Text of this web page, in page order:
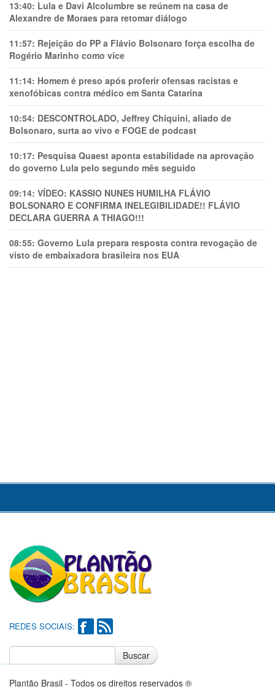
13:40: Lula e Davi Alcolumbre se reúnem na casa de
Alexandre de Moraes para retomar diálogo
11:57: Rejeição do PP a Flávio Bolsonaro força escolha de
Rogério Marinho como vice
11:14: Homem é preso após proferir ofensas racistas e
xenofóbicas contra médico em Santa Catarina
10:54: DESCONTROLADO, Jeffrey Chiquini, aliado de
Bolsonaro, surta ao vivo e FOGE de podcast
10:17: Pesquisa Quaest aponta estabilidade na aprovação
do governo Lula pelo segundo mês seguido
09:14: VÍDEO: KASSIO NUNES HUMlLHA FLÁVIO
BOLSONARO E CONFIRMA INELEGIBILIDADE!! FLÁVIO
DECLARA GUERRA A THIAGO!!!
08:55: Governo Lula prepara resposta contra revogação de
visto de embaixadora brasileira nos EUA
REDES SOCIAIS:
Buscar
Plantão Brasil - Todos os direitos reservados ®